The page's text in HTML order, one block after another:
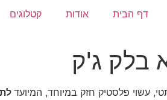
דף הבית אודות קטלוגים
בלק ג'ק
עשוי פלסטיק חזק במיוחד, המיועד